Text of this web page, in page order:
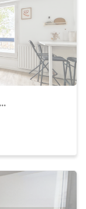
Achat Appartement Bourg l'Evêque